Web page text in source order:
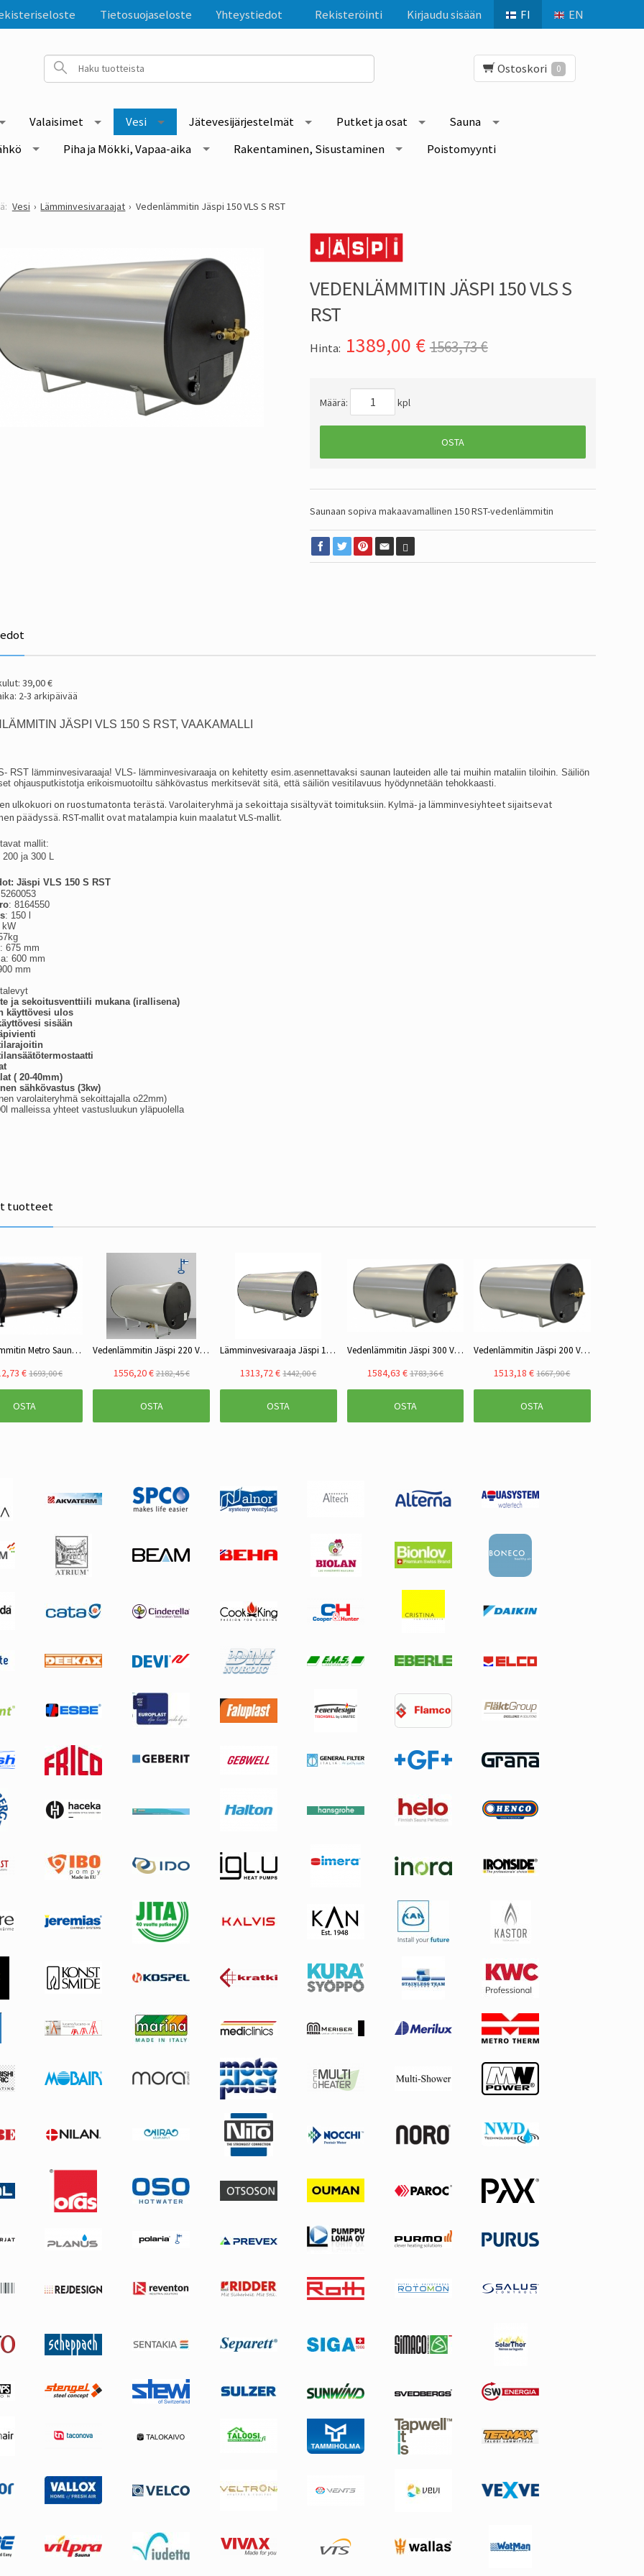
FI EN
Rekisteröinti Kirjaudu sisään
Tietosuojaseloste Yhteystiedot
Ostoskori 0
Valaisimet Vesi Jätevesijärjestelmät Putket ja osat
Sauna
Piha ja Mökki, Vapaa-aika Rakentaminen, Sisustaminen Poistomyynti
Vesi Lämminvesivaraajat Vedenlämmitin Jäspi 150 VLS S RST
VEDENLÄMMITIN JÄSPI 150 VLS S
RST
Hinta: 1389,00 € 1563,73 €
Määrä: kpl
OSTA
Saunaan sopiva makaavamallinen 150 RST-vedenlämmitin
39,00 €
2-3 arkipäivää
JÄSPI VLS 150 S RST, VAAKAMALLI
RST lämminvesivaraaja! VLS- lämminvesivaraaja on kehitetty esim.asennettavaksi saunan lauteiden alle tai muihin mataliin tiloihin. Säiliön
ohjausputkistotja erikoismuotoiltu sähkövastus merkitsevät sitä, että säiliön vesitilavuus hyödynnetään tehokkaasti.
ulkokuori on ruostumatonta terästä. Varolaiteryhmä ja sekoittaja sisältyvät toimituksiin. Kylmä- ja lämminvesiyhteet sijaitsevat
päädyssä. RST-mallit ovat matalampia kuin maalatut VLS-mallit.
mallit:
ja 300 L
Jäspi VLS 150 S RST
: 8164550
: 150 l
675 mm
600 mm
mm
jasekoitusventtiili mukana (irallisena)
käyttövesi ulos
sisään
( 20-40mm)
sähkövastus (3kw)
varolaiteryhmä sekoittajalla o22mm)
malleissa yhteet vastusluukun yläpuolella
tuotteet
Vedenlämmitin Metro Sauna RR 200L, 3kW
€ 1693,00 €
OSTA
Vedenlämmitin Jäspi 220 VLS-S
1556,20 € 2182,45 €
OSTA
Lämminvesivaraaja Jäspi 100 VLS-S RST
1313,72 € 1442,00 €
OSTA
Vedenlämmitin Jäspi 300 VLS S RST
1584,63 € 1783,36 €
OSTA
Vedenlämmitin Jäspi 200 VLS S RST
1513,18 € 1667,90 €
OSTA